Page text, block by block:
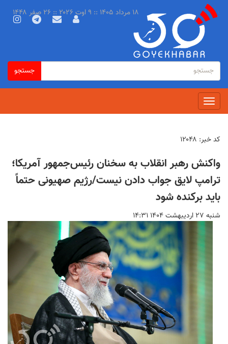
فرم
جستجو
جستجو
جستجو
Toggle
navigation
۱۸ مرداد ۱۴۰۵ :: ۹ اوت ۲۰۲۶ :: ۲۶ صفر ۱۴۴۸
کد خبر: ۱۲۰۴۸
واکنش رهبر انقلاب به سخنان رئیس‌جمهور آمریکا؛
ترامپ لایق جواب دادن نیست/رژیم صهیونی حتماً
باید برکنده شود
شنبه ۲۷ ارديبهشت ۱۴۰۴ ۱۴:۳۱